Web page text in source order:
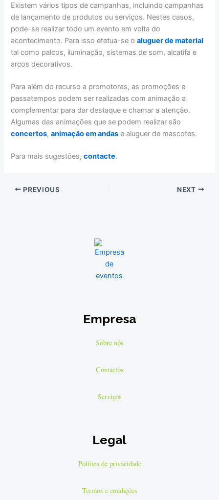
Existem vários tipos de campanhas, incluindo campanhas
de lançamento de produtos ou serviços. Nestes casos,
pode-se realizar todo um evento em volta do
acontecimento. Para isso efetua-se oaluguer de material
tal como palcos, iluminação, sistemas de som, alcatifa e
arcos decorativos.
Para além do recurso a promotoras, as promoções e
passatempos podem ser realizadas com animação a
complementar para dar destaque e chamar a atenção.
Algumas das animações que se podem realizar são
concertos,animação em andas e aluguer de mascotes.
Para mais sugestões,contacte.
PREVIOUS NEXT
Empresa
Sobre nós
Contactos
Serviços
Legal
Política de privacidade
Termos e condições